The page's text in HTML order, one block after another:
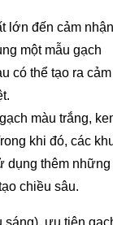
lớn đến cảm nhận
một mẫu gạch
có thể tạo ra cảm
màu trắng,
khi đó, các
dụng thêm những
chiều sâu.
sáng), ưu tiên